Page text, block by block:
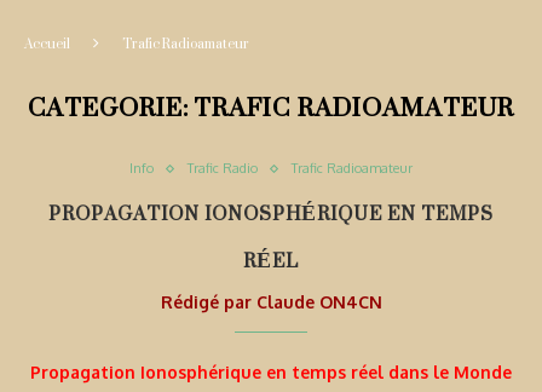
Accueil Trafic Radioamateur
CATEGORIE:TRAFIC RADIOAMATEUR
Info Trafic Radio Trafic Radioamateur
PROPAGATION IONOSPHÉRIQUE EN TEMPS
RÉEL
Rédigé par Claude ON4CN
Propagation Ionosphérique en temps réel dans le Monde